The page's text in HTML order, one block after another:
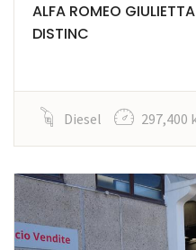
ALFA ROMEO
DISTINC
Diesel 297,400